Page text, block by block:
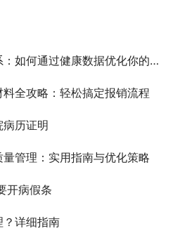
通过健康数据优化你的保险选择
全攻略：轻松搞定报销流程
历证明
管理：实用指南与优化策略
开病假条
？详细指南